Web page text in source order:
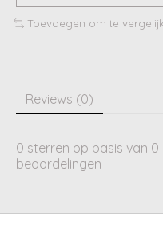
Toevoegen om te
Reviews (0)
0 sterren op basis van 0
beoordelingen